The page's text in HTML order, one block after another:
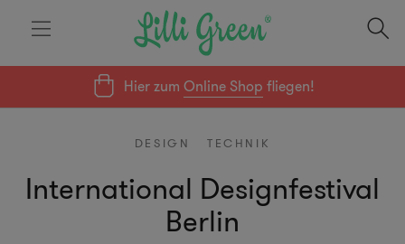
Hier zumOnline Shop fliegen!
DESIGN TECHNIK
International Designfestival
Berlin